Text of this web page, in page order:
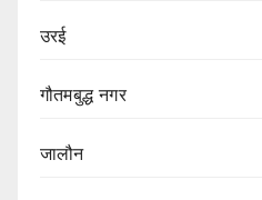
उरई
गौतमबुद्ध नगर
जालौन